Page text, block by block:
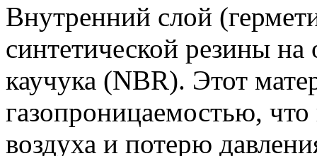
Внутренний слой
синтетической резины
каучука (NBR). Этот
газопроницаемостью,
воздуха и потерю